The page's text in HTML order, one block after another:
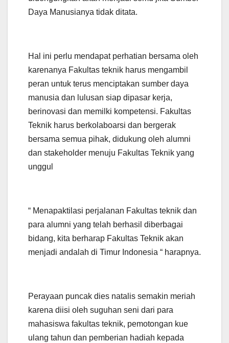
Daya Manusianya tidak ditata.
Hal ini perlu mendapat perhatian bersama oleh
karenanya Fakultas teknik harus mengambil
peran untuk terus menciptakan sumber daya
manusia dan lulusan siap dipasar kerja,
berinovasi dan memilki kompetensi. Fakultas
Teknik harus berkolaboarsi dan bergerak
bersama semua pihak, didukung oleh alumni
dan stakeholder menuju Fakultas Teknik yang
unggul
“ Menapaktilasi perjalanan Fakultas teknik dan
para alumni yang telah berhasil diberbagai
bidang, kita berharap Fakultas Teknik akan
menjadi andalah di Timur Indonesia “ harapnya.
Perayaan puncak dies natalis semakin meriah
karena diisi oleh suguhan seni dari para
mahasiswa fakultas teknik, pemotongan kue
ulang tahun dan pemberian hadiah kepada